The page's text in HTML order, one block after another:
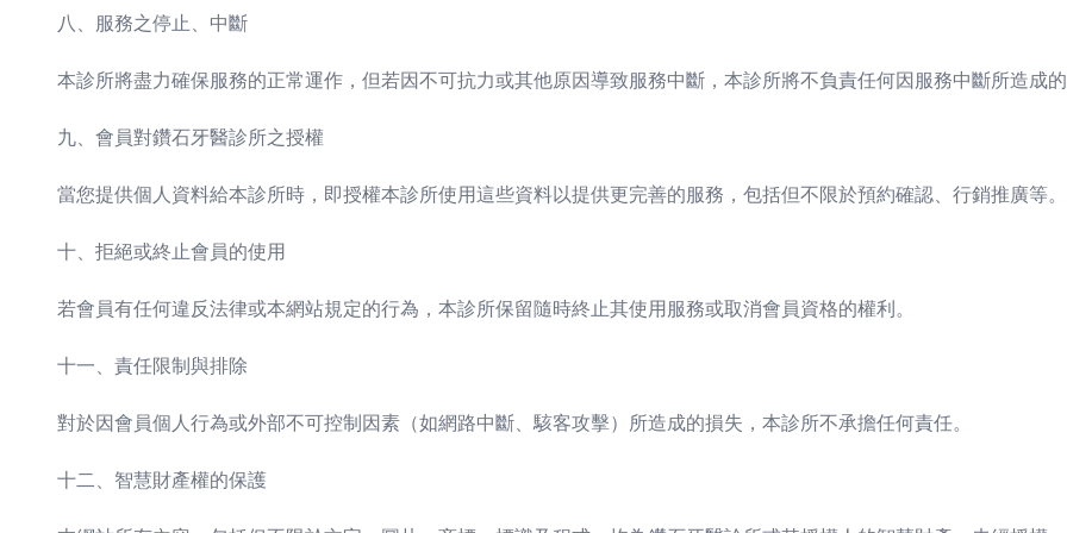
八、服務之停止、中斷
本診所將盡力確保服務的正常運作，但若因不可抗力或其他原因導致服務中斷，本診所將不負責任何因服務中斷所造成
九、會員對鑽石牙醫診所之授權
當您提供個人資料給本診所時，即授權本診所使用這些資料以提供更完善的服務，包括但不限於預約確認、行銷推廣等。
十、拒絕或終止會員的使用
若會員有任何違反法律或本網站規定的行為，本診所保留隨時終止其使用服務或取消會員資格的權利。
十一、責任限制與排除
對於因會員個人行為或外部不可控制因素（如網路中斷、駭客攻擊）所造成的損失，本診所不承擔任何責任。
十二、智慧財產權的保護